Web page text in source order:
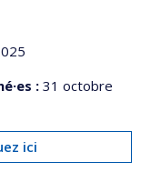
: 31 octobre
ici